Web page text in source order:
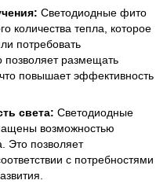
Светодиодные фито
количества тепла, которое
потребовать
позволяет размещать
повышает эффективность
света: Светодиодные
возможностью
Это позволяет
с потребностями